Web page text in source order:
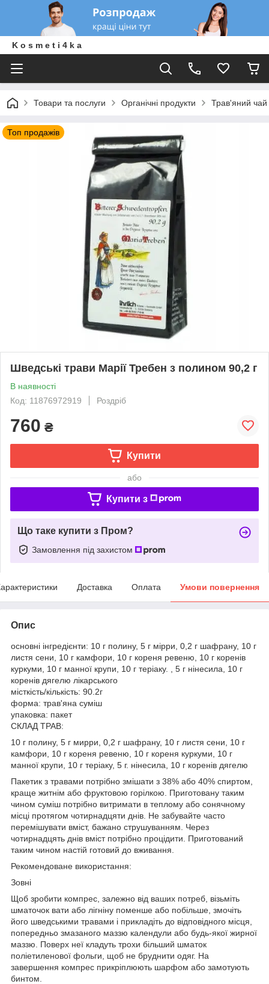
K o s m e t i 4 k a
Товари та послуги Органічні продукти Трав'яний чай
Топ продажів
Шведські трави Марії Требен з полином 90,2 г
В наявності
Код: 11876972919
Роздріб
760 ₴
Купити
або
Купити з
Що таке купити з Пром?
Замовлення під захистом
Доставка Оплата Умови повернення
Опис
основні інгредієнти: 10 г полину, 5 г мірри, 0,2 г шафрану, 10 г
листя сени, 10 г камфори, 10 г кореня ревеню, 10 г коренів
куркуми, 10 г манної крупи, 10 г теріаку. , 5 г нінесила, 10 г
коренів дягелю лікарського
місткість/кількість: 90.2г
форма: трав'яна суміш
упаковка: пакет
СКЛАД ТРАВ:
10 г полину, 5 г мирри, 0,2 г шафрану, 10 г листя сени, 10 г
камфори, 10 г кореня ревеню, 10 г кореня куркуми, 10 г
манної крупи, 10 г теріаку, 5 г. нінесила, 10 г коренів дягелю
Пакетик з травами потрібно змішати з 38% або 40% спиртом,
краще житнім або фруктовою горілкою. Приготовану таким
чином суміш потрібно витримати в теплому або сонячному
місці протягом чотирнадцяти днів. Не забувайте часто
перемішувати вміст, бажано струшуванням. Через
чотирнадцять днів вміст потрібно процідити. Приготований
таким чином настій готовий до вживання.
Рекомендоване використання:
Зовні
Щоб зробити компрес, залежно від ваших потреб, візьміть
шматочок вати або лігніну поменше або побільше, змочіть
його шведськими травами і прикладіть до відповідного місця,
попередньо змазаного маззю календули або будь-якої жирної
маззю. Поверх неї кладуть трохи більший шматок
поліетиленової фольги, щоб не бруднити одяг. На
завершення компрес прикріплюють шарфом або замотують
бинтом.